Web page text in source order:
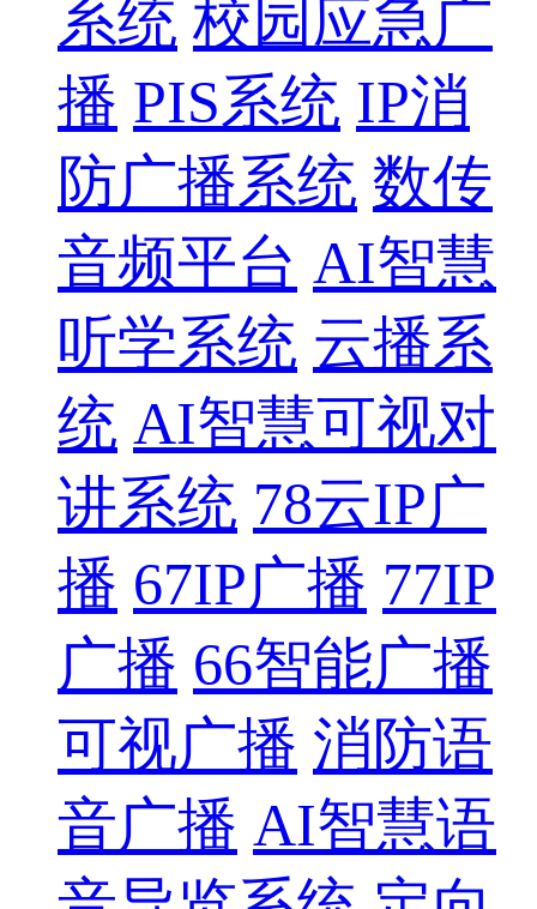
系统 校园应急广
播 PIS系统 IP消
防广播系统 数传
音频平台 AI智慧
听学系统 云播系
统 AI智慧可视对
讲系统 78云IP广
播 67IP广播 77IP
广播 66智能广播
可视广播 消防语
音广播 AI智慧语